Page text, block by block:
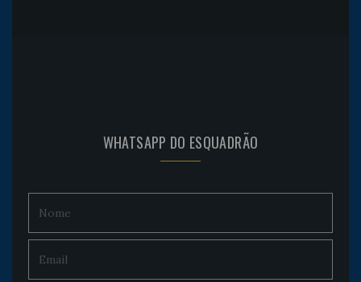
WHATSAPP DO ESQUADRÃO